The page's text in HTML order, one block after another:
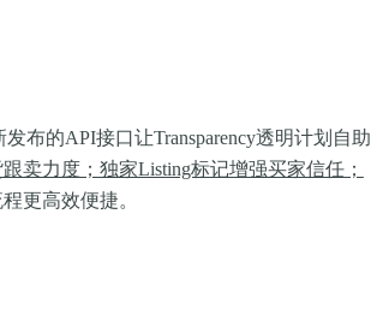
发布的API接口让Transparency透明计划自助
卖力度；独家Listing标记增强买家信任；
更高效便捷。